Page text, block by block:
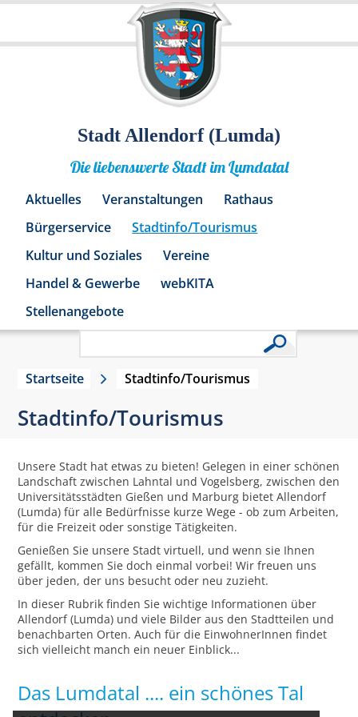
Stadt Allendorf (Lumda)
Die liebenswerte Stadt im Lumdatal
Aktuelles Veranstaltungen
Rathaus
Bürgerservice
Stadtinfo/Tourismus
Kultur und Soziales
Vereine
Handel & Gewerbe
webKITA
Stellenangebote
Startseite Stadtinfo/Tourismus
Stadtinfo/Tourismus
Unsere Stadt hat etwas zu bieten! Gelegen in einer schönen
Landschaft zwischen Lahntal und Vogelsberg, zwischen den
Universitätsstädten Gießen und Marburg bietet Allendorf
(Lumda) für alle Bedürfnisse kurze Wege - ob zum Arbeiten,
für die Freizeit oder sonstige Tätigkeiten.
Genießen Sie unsere Stadt virtuell, und wenn sie Ihnen
gefällt, kommen Sie doch einmal vorbei! Wir freuen uns
über jeden, der uns besucht oder neu zuzieht.
In dieser Rubrik finden Sie wichtige Informationen über
Allendorf (Lumda) und viele Bilder aus den Stadtteilen und
benachbarten Orten. Auch für die EinwohnerInnen findet
sich vielleicht manch ein neuer Einblick...
Das Lumdatal .... ein schönes Tal